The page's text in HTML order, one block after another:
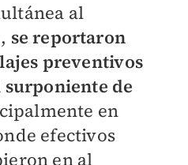
al
se reportaron
preventivos
surponiente de
en
efectivos
en al